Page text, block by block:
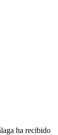
ha recibido